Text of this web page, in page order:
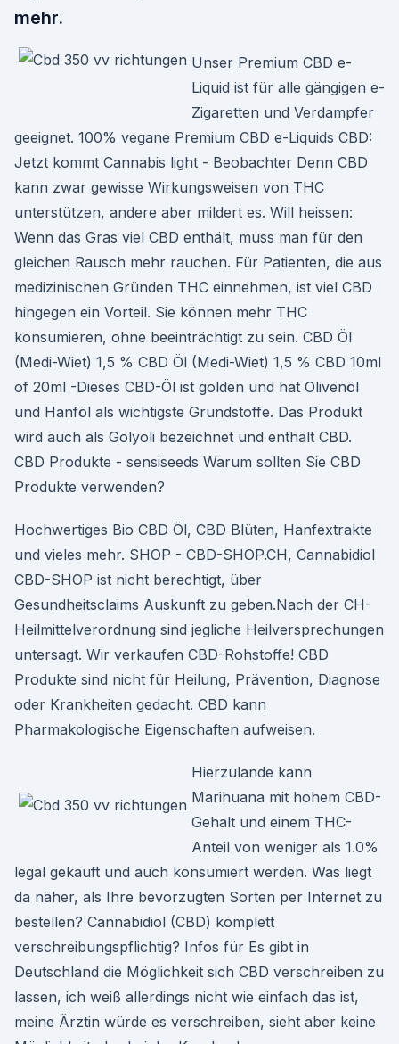
mehr.
Unser Premium CBD e-
Liquid ist für alle gängigen e-
Zigaretten und Verdampfer
geeignet. 100% vegane Premium CBD e-Liquids CBD:
Jetzt kommt Cannabis light - Beobachter Denn CBD
kann zwar gewisse Wirkungsweisen von THC
unterstützen, andere aber mildert es. Will heissen:
Wenn das Gras viel CBD enthält, muss man für den
gleichen Rausch mehr rauchen. Für Patienten, die aus
medizinischen Gründen THC einnehmen, ist viel CBD
hingegen ein Vorteil. Sie können mehr THC
konsumieren, ohne beeinträchtigt zu sein. CBD Öl
(Medi-Wiet) 1,5 % CBD Öl (Medi-Wiet) 1,5 % CBD 10ml
of 20ml -Dieses CBD-Öl ist golden und hat Olivenöl
und Hanföl als wichtigste Grundstoffe. Das Produkt
wird auch als Golyoli bezeichnet und enthält CBD.
CBD Produkte - sensiseeds Warum sollten Sie CBD
Produkte verwenden?
Hochwertiges Bio CBD Öl, CBD Blüten, Hanfextrakte
und vieles mehr. SHOP - CBD-SHOP.CH, Cannabidiol
CBD-SHOP ist nicht berechtigt, über
Gesundheitsclaims Auskunft zu geben.Nach der CH-
Heilmittelverordnung sind jegliche Heilversprechungen
untersagt. Wir verkaufen CBD-Rohstoffe! CBD
Produkte sind nicht für Heilung, Prävention, Diagnose
oder Krankheiten gedacht. CBD kann
Pharmakologische Eigenschaften aufweisen.
Hierzulande kann
Marihuana mit hohem CBD-
Gehalt und einem THC-
Anteil von weniger als 1.0%
legal gekauft und auch konsumiert werden. Was liegt
da näher, als Ihre bevorzugten Sorten per Internet zu
bestellen? Cannabidiol (CBD) komplett
verschreibungspflichtig? Infos für Es gibt in
Deutschland die Möglichkeit sich CBD verschreiben zu
lassen, ich weiß allerdings nicht wie einfach das ist,
meine Ärztin würde es verschreiben, sieht aber keine